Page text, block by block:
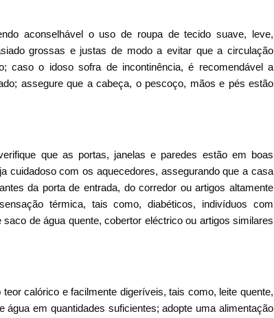
aconselhável o uso de roupa de tecido suave, leve,
grossas e justas de modo a evitar que a circulação
caso o idoso sofra de incontinência, é recomendável a
assegure que a cabeça, o pescoço, mãos e pés estão
que as portas, janelas e paredes estão em boas
cuidadoso com os aquecedores, assegurando que a casa
da porta de entrada, do corredor ou artigos altamente
térmica, tais como, diabéticos, indivíduos com
de água quente, cobertor eléctrico ou artigos similares
calórico e facilmente digeríveis, tais como, leite quente,
em quantidades suficientes; adopte uma alimentação